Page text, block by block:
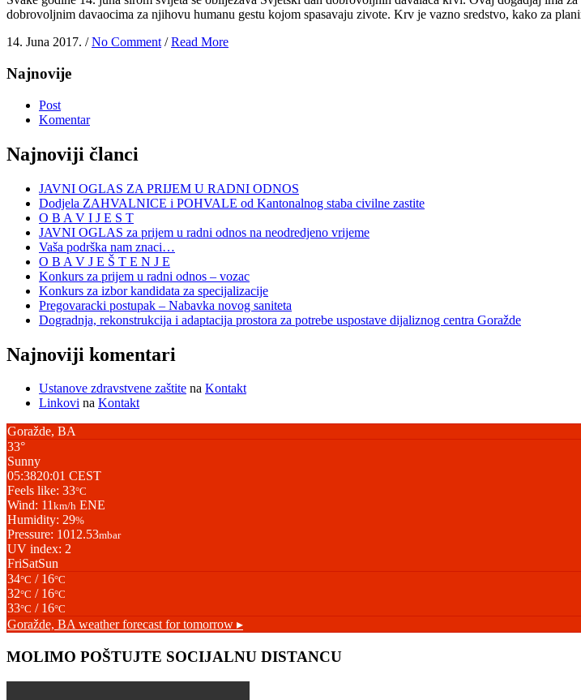
dobrovoljnim davaocima za njihovu humanu gestu kojom spasavaju zivote. Krv je vazno sredstvo, kako za
14. Juna 2017. /No Comment/Read More
Najnovije
Post
Komentar
Najnoviji članci
JAVNI OGLAS ZA PRIJEM U RADNI ODNOS
Dodjela ZAHVALNICE i POHVALE od Kantonalnog staba civilne zastite
O B A V I J E S T
JAVNI OGLAS za prijem u radni odnos na neodredjeno vrijeme
Vaša podrška nam znaci…
O B A V J E Š T E N J E
Konkurs za prijem u radni odnos – vozac
Konkurs za izbor kandidata za specijalizacije
Pregovaracki postupak – Nabavka novog saniteta
Dogradnja, rekonstrukcija i adaptacija prostora za potrebe uspostave dijaliznog centra Goražde
Najnoviji komentari
Ustanove zdravstvene zaštite na Kontakt
Linkovi na Kontakt
Goražde, BA
33°
Sunny
05:3820:01 CEST
Feels like: 33°C
Wind: 11km/h ENE
Humidity: 29%
Pressure: 1012.53mbar
UV index: 2
FriSatSun
34°C / 16°C
32°C / 16°C
33°C / 16°C
Goražde, BAweather forecast for tomorrow ▸
MOLIMO POŠTUJTE SOCIJALNU DISTANCU